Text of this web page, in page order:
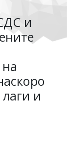
и
и